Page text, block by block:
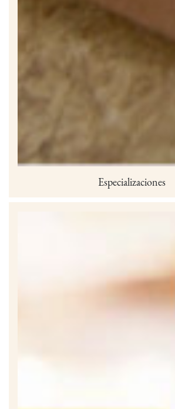
Especializaciones